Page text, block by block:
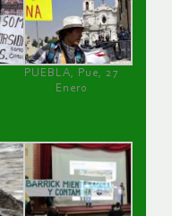
PUEBLA, Pue, 27
Enero